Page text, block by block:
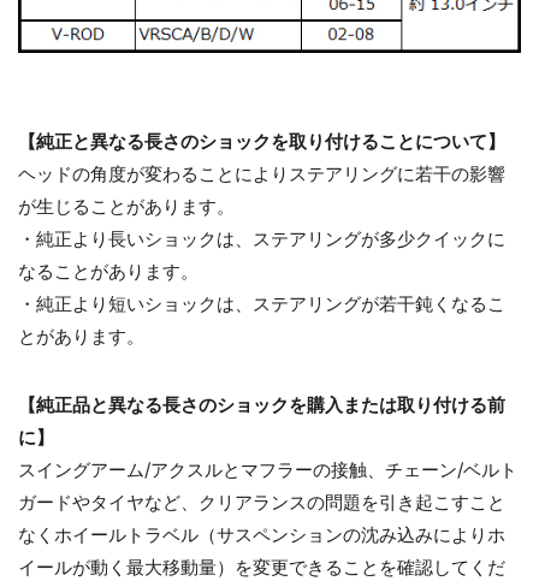
【純正と異なる長さのショックを取り付けることについて】
ヘッドの角度が変わることによりステアリングに若干の影響
が生じることがあります。
・純正より長いショックは、ステアリングが多少クイックに
なることがあります。
・純正より短いショックは、ステアリングが若干鈍くなるこ
とがあります。
【純正品と異なる長さのショックを購入または取り付ける前
に】
スイングアーム/アクスルとマフラーの接触、チェーン/ベルト
ガードやタイヤなど、クリアランスの問題を引き起こすこと
なくホイールトラベル（サスペンションの沈み込みによりホ
イールが動く最大移動量）を変更できることを確認してくだ